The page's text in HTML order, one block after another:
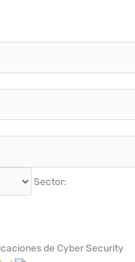
Sector:
de Cyber Security